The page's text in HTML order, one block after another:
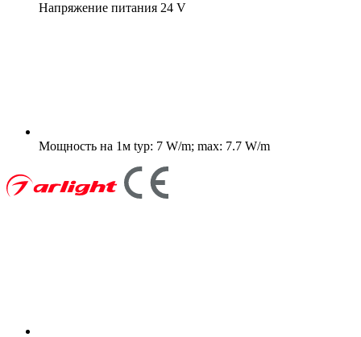
Напряжение питания 24 V
Мощность на 1м typ: 7 W/m; max: 7.7 W/m